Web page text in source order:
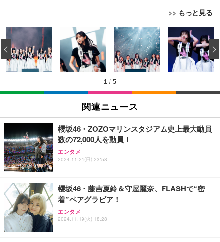
>> もっと見る
外付けHDD 3TB ポータブルハードディスク USB3.0/
2.0対応 超薄型
￥3,999
外付けHDD 2TB ポータブルハードディスク USB3.0/
2.0対応 超薄型
￥3,999
2TB/4TB 外付けハードディスク 外付け HDD テレビ
録画対応 超高速データ転送 2.5 インチ USB3.0 対応
Mac/PC/PS4/XBox 利用可能 スリム設計 携帯に便利
【Amazon.co.jp限定】【2年保証】外付けHDD 3.5
インチ 外付けハードディスク 静音 PC/Win/Mac/テ
レビ録画/デスクトップ/ラップトップ適用 (1)容量:50
1 / 5
‹
関連ニュース
櫻坂46・ZOZOマリンスタジアム史上最大動員
数の72,000人を動員！
エンタメ
2024.11.24(日) 23:58
櫻坂46・藤吉夏鈴＆守屋麗奈、FLASHで“密
着”ペアグラビア！
エンタメ
2024.11.19(火) 18:28